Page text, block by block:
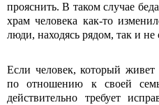
прояснить. В таком случае
храм человека как-то
люди, находясь рядом, так и
Если человек, который
по отношению к своей
действительно требует